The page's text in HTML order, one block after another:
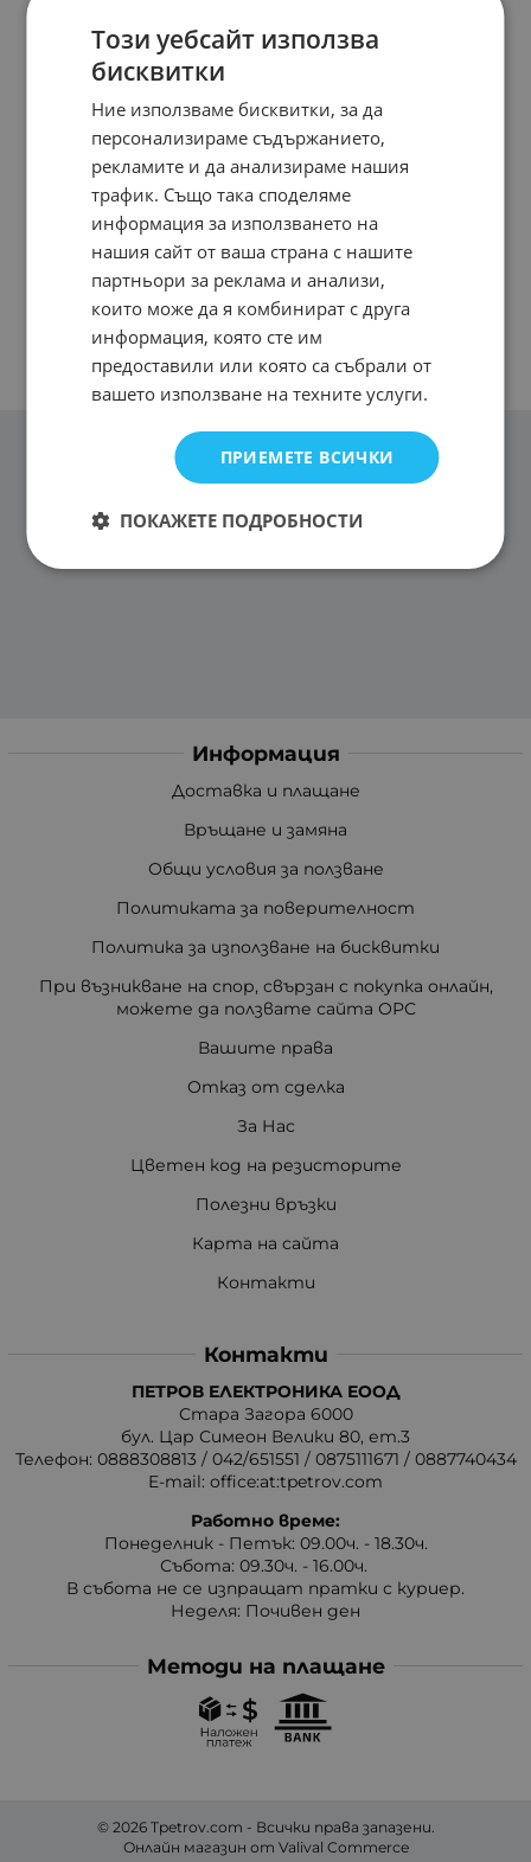
Информация
Доставка и плащане
Връщане и замяна
Общи условия за ползване
Политиката за поверителност
Политика за използване на бисквитки
При възникване на спор, свързан с покупка онлайн,
можете да ползвате сайта ОРС
Вашите права
Отказ от сделка
За Нас
Цветен код на резисторите
Полезни връзки
Карта на сайта
Контакти
Контакти
ПЕТРОВ ЕЛЕКТРОНИКА ЕООД
Стара Загора 6000
бул. Цар Симеон Велики 80, ет.3
Телефон: 0888308813 / 042/651551 / 0875111671 / 0887740434
E-mail: office:at:tpetrov.com
Работно време:
Понеделник - Петък: 09.00ч. - 18.30ч.
Събота: 09.30ч. - 16.00ч.
В събота не се изпращат пратки с куриер.
Неделя: Почивен ден
Методи на плащане
© 2026 Tpetrov.com - Всички права запазени.
Онлайн магазин от Valival Commerce
Този уебсайт използва
бисквитки
Ние използваме бисквитки, за да
персонализираме съдържанието,
рекламите и да анализираме нашия
трафик. Също така споделяме
информация за използването на
нашия сайт от ваша страна с нашите
партньори за реклама и анализи,
които може да я комбинират с друга
информация, която сте им
предоставили или която са събрали от
вашето използване на техните услуги.
ПРИЕМЕТЕ ВСИЧКИ
ПОКАЖЕТЕ ПОДРОБНОСТИ